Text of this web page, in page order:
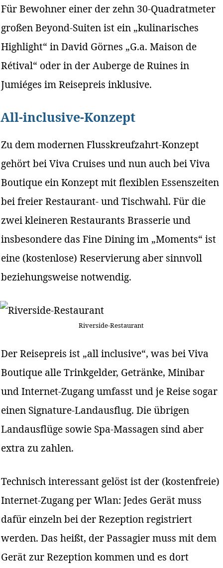
Für Bewohner einer der zehn 30-Quadratmeter
großen Beyond-Suiten ist ein „kulinarisches
Highlight“ in David Görnes „G.a. Maison de
Rétival“ oder in der Auberge de Ruines in
Jumiéges im Reisepreis inklusive.
All-inclusive-Konzept
Zu dem modernen Flusskreufzahrt-Konzept
gehört bei Viva Cruises und nun auch bei Viva
Boutique ein Konzept mit flexiblen Essenszeiten
bei freier Restaurant- und Tischwahl. Für die
zwei kleineren Restaurants Brasserie und
insbesondere das Fine Dining im „Moments“ ist
eine (kostenlose) Reservierung aber sinnvoll
beziehungsweise notwendig.
Riverside-Restaurant
Der Reisepreis ist „all inclusive“, was bei Viva
Boutique alle Trinkgelder, Getränke, Minibar
und Internet-Zugang umfasst und je Reise sogar
einen Signature-Landausflug. Die übrigen
Landausflüge sowie Spa-Massagen sind aber
extra zu zahlen.
Technisch interessant gelöst ist der (kostenfreie)
Internet-Zugang per Wlan: Jedes Gerät muss
dafür einzeln bei der Rezeption registriert
werden. Das heißt, der Passagier muss mit dem
Gerät zur Rezeption kommen und es dort